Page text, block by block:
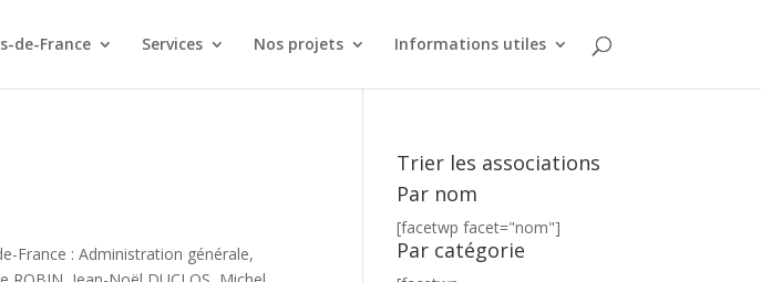
de-France Services Nos projets Informations utiles
France : Administration générale,
Trier les associations
Par nom
[facetwp facet="nom"]
Par catégorie